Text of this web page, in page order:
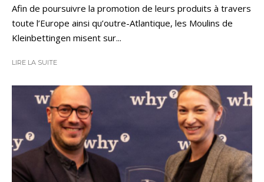
Afin de poursuivre la promotion de leurs produits à travers
toute l’Europe ainsi qu’outre-Atlantique, les Moulins de
Kleinbettingen misent sur...
LIRE LA SUITE